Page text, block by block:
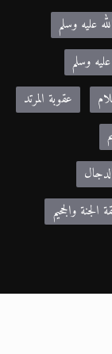
عليه وسلم
وسلم
عقوبة المرتد
الجنة والجحيم